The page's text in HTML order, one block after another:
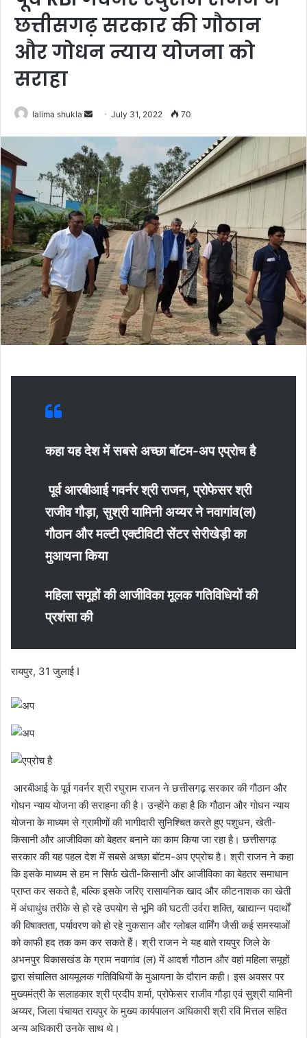
छत्तीसगढ़ सरकार की गौठान
और गोधन न्याय योजना को
सराहा
lalima shukla
Send July 31, 2022 70
कहा यह देश में सबसे अच्छा बॉटम-अप एप्रोच है
पूर्व आरबीआई गवर्नर श्री राजन, प्रोफेसर श्री
राजीव गौड़ा, सुश्री यामिनी अय्यर ने नवागांव(ल)
गौठान और मल्टी एक्टीविटी सेंटर सेरीखेड़ी का
मुआयना किया
महिला समूहों की आजीविका मूलक गतिविधियों की
प्रशंसा की
रायपुर, 31 जुलाई I
आरबीआई के पूर्व गवर्नर श्री रघुराम राजन ने छत्तीसगढ़ सरकार की गौठान और
गोधन न्याय योजना की सराहना की है। उन्होंने कहा है कि गौठान और गोधन न्याय
योजना के माध्यम से ग्रामीणों की भागीदारी सुनिश्चित करते हुए पशुधन, खेती-
किसानी और आजीविका को बेहतर बनाने का काम किया जा रहा है। छत्तीसगढ़
सरकार की यह पहल देश में सबसे अच्छा बॉटम-अप एप्रोच है। श्री राजन ने कहा
कि इसके माध्यम से हम न सिर्फ खेती-किसानी और आजीविका का बेहतर समाधान
प्राप्त कर सकते है, बल्कि इसके जरिए रासायनिक खाद और कीटनाशक का खेती
में अंधाधुंध तरीके से हो रहे उपयोग से भूमि की घटती उर्वरा शक्ति, खाद्यान्न पदार्थों
की विषाक्तता, पर्यावरण को हो रहे नुकसान और ग्लोबल वार्मिंग जैसी कई समस्याओं
को काफी हद तक कम कर सकते हैं। श्री राजन ने यह बाते रायपुर जिले के
अभनपुर विकासखंड के ग्राम नवागांव (ल) में आदर्श गौठान और वहां महिला समूहों
द्वारा संचालित आयमूलक गतिविधियों के मुआयना के दौरान कही। इस अवसर पर
मुख्यमंत्री के सलाहकार श्री प्रदीप शर्मा, प्रोफेसर राजीव गौड़ा एवं सुश्री यामिनी
अय्यर, जिला पंचायत रायपुर के मुख्य कार्यपालन अधिकारी श्री रवि मित्तल सहित
अन्य अधिकारी उनके साथ थे।